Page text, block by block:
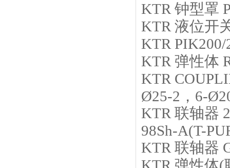
KTR 钟型罩
KTR 液位开
KTR PIK200/
KTR 弹性体
KTR
Ø25-2，6-
KTR 联轴器
98Sh-A(T-
KTR 联轴器